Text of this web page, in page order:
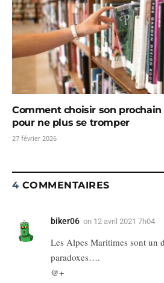
Comment choisir son
pour ne plus se tromper
27 février 2026
4 COMMENTAIRES
biker06 on 12 avril 2021 7h04
Les Alpes Maritimes sont un
paradoxes….
@+